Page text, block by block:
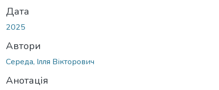
Дата
2025
Автори
Середа, Ілля Вікторович
Анотація